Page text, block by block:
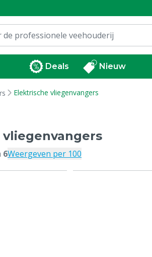
Deals Nieuw
Elektrische vliegenvangers
6Weergeven per 100